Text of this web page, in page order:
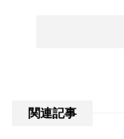
関連記事